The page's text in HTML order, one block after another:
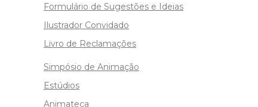
Formulário de Sugestões e Ideias
Ilustrador Convidado
Livro de Reclamações
Simpósio de Animação
Estúdios
Animateca